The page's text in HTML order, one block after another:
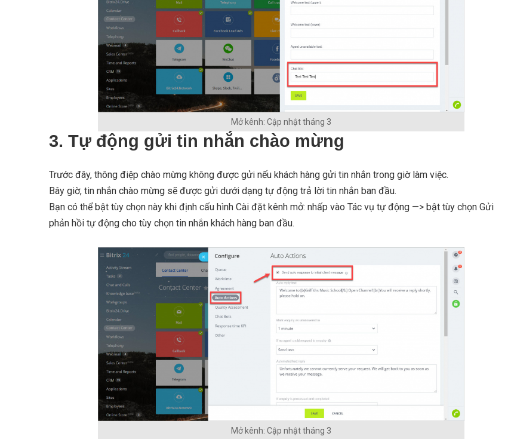
Mở kênh: Cập nhật tháng 3
3. Tự động gửi tin nhắn chào mừng
Trước đây, thông điệp chào mừng không được gửi nếu khách hàng gửi tin nhắn trong giờ làm việc.
Bây giờ, tin nhắn chào mừng sẽ được gửi dưới dạng tự động trả lời tin nhắn ban đầu.
Bạn có thể bật tùy chọn này khi định cấu hình Cài đặt kênh mở: nhấp vào Tác vụ tự động —> bật tùy chọn Gửi
phản hồi tự động cho tùy chọn tin nhắn khách hàng ban đầu.
Mở kênh: Cập nhật tháng 3